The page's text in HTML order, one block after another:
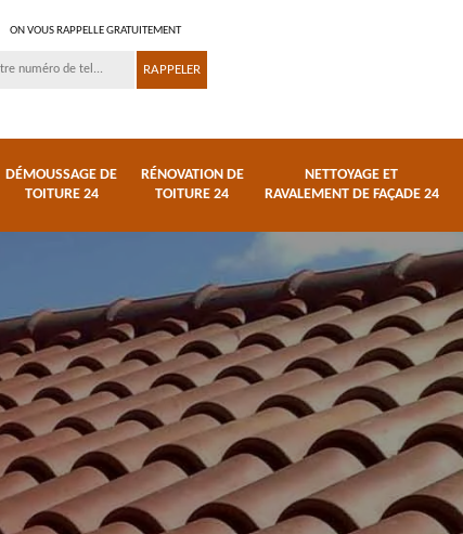
ON VOUS RAPPELLE GRATUITEMENT
DÉMOUSSAGE DE
TOITURE 24
RÉNOVATION DE
TOITURE 24
NETTOYAGE ET
RAVALEMENT DE FAÇADE 24
Réparation de toiture
24
Urgence fuite de
toiture 24